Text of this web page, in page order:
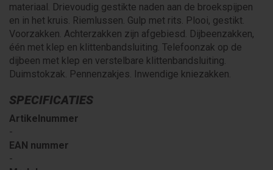
materiaal. Drievoudig gestikte naden aan de broekspijpen
en in het kruis. Riemlussen. Gulp met rits. Plooi, gestikt.
Voorzakken. Achterzakken zijn afgebiesd. Dijbeenzakken,
één met klep en klittenbandsluiting. Telefoonzak op de
dijbeen met klep en verstelbare klittenbandsluiting.
Duimstokzak. Pennenzakjes. Inwendige kniezakken.
SPECIFICATIES
Artikelnummer
-
EAN nummer
-